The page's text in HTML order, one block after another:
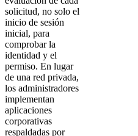
solicitud, no solo el
inicio de sesión
inicial, para
comprobar la
identidad y el
permiso. En lugar
de una red privada,
los administradores
implementan
aplicaciones
corporativas
respaldadas por